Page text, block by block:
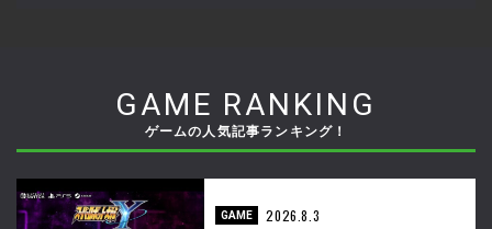
GAME RANKING
ゲームの人気記事ランキング！
GAME
2026.8.3